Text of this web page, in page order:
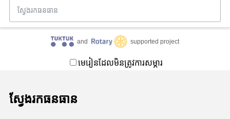
and supported project
មេរៀនដែលមិនត្រូវការសម្ភារ
ស្វែងរកធនធាន